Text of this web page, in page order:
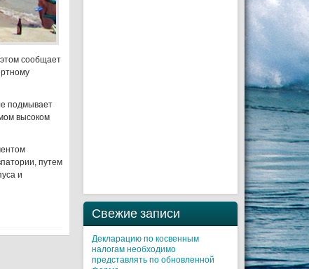
сообщает
подмывает
высоком
путем
и
Свежие записи
Декларацию по косвенным
налогам необходимо
представлять по обновленной